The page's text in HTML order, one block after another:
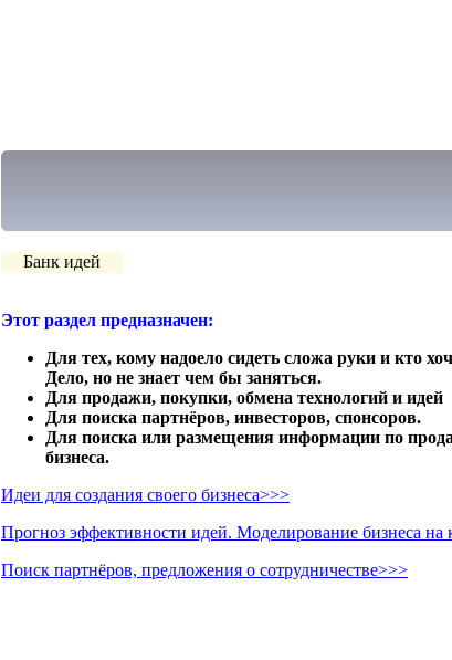
Банк идей
Этот раздел предназначен:
Для тех, кому надоело сидеть сложа руки и кто
Дело, но не знает чем бы заняться.
Для продажи, покупки, обмена технологий и идей
Для поиска партнёров, инвесторов, спонсоров.
Для поиска или размещения информации по
бизнеса.
Идеи для создания своего бизнеса>>>
Прогноз эффективности идей. Моделирование бизнеса на
Поиск партнёров, предложения о сотрудничестве>>>